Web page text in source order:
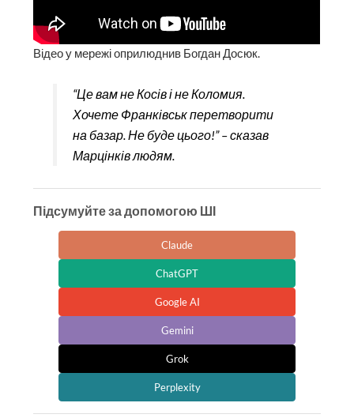
Відео у мережі оприлюднив Богдан Досюк.
“Це вам не Косів і не Коломия.
Хочете Франківськ перетворити
на базар. Не буде цього!” – сказав
Марцінків людям.
Підсумуйте за допомогою ШІ
Claude
ChatGPT
Google AI
Gemini
Grok
Perplexity